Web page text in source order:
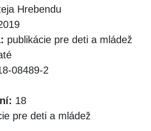
Hrebendu
publikácie pre deti a mládež
08489-2
18
pre deti a mládež